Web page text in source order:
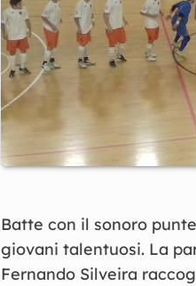
Batte con il sonoro
giovani talentuosi. La
Fernando Silveira